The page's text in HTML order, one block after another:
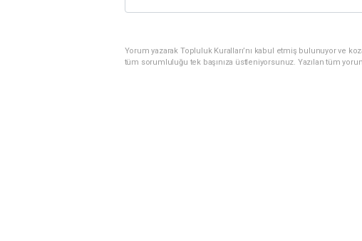
Yorum yazarak Topluluk Kuralları’nı kabul etmiş bulunuyor ve
tüm sorumluluğu tek başınıza üstleniyorsunuz. Yazılan tüm